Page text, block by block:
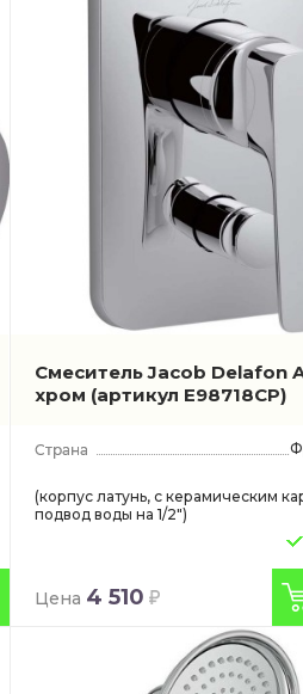
Смеситель Jacob Delafon
хром (артикул E98718CP)
(корпус латунь, с керамическим
подвод воды на 1/2")
Цена 4 510